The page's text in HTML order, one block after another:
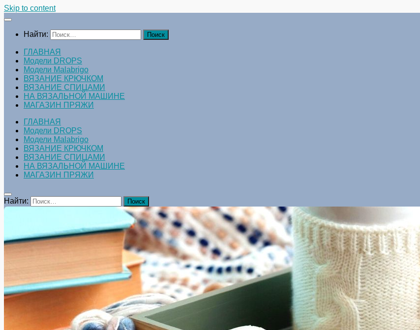
Skip to content
Найти:
ГЛАВНАЯ
Модели DROPS
Модели Malabrigo
ВЯЗАНИЕ КРЮЧКОМ
ВЯЗАНИЕ СПИЦАМИ
НА ВЯЗАЛЬНОЙ МАШИНЕ
МАГАЗИН ПРЯЖИ
ГЛАВНАЯ
Модели DROPS
Модели Malabrigo
ВЯЗАНИЕ КРЮЧКОМ
ВЯЗАНИЕ СПИЦАМИ
НА ВЯЗАЛЬНОЙ МАШИНЕ
МАГАЗИН ПРЯЖИ
Найти: